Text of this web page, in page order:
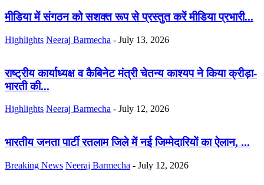
मीडिया में संगठन को सशक्त रूप से प्रस्तुत करें मीडिया प्रभारी...
Highlights Neeraj Barmecha - July 13, 2026
राष्ट्रीय कार्याध्यक्ष व कैबिनेट मंत्री चेतन्य काश्यप ने किया क्रीड़ा-
भारती की...
Highlights Neeraj Barmecha - July 12, 2026
भारतीय जनता पार्टी रतलाम जिले में नई जिम्मेदारियों का ऐलान, ...
Breaking News Neeraj Barmecha - July 12, 2026